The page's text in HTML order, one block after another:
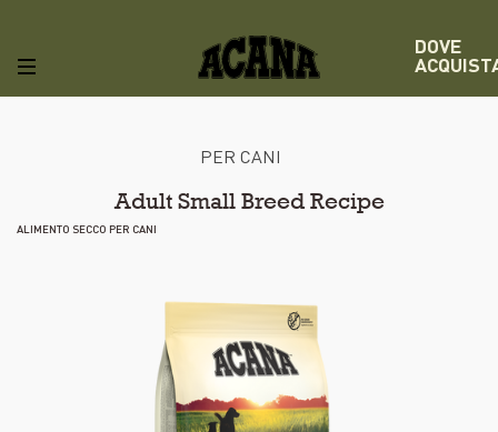
DOVE
PER CANI
Adult Small Breed Recipe
ALIMENTO SECCO PER CANI